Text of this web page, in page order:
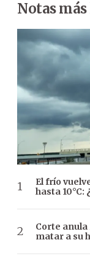
Notas
El frío
hasta
Corte anula
matar a su